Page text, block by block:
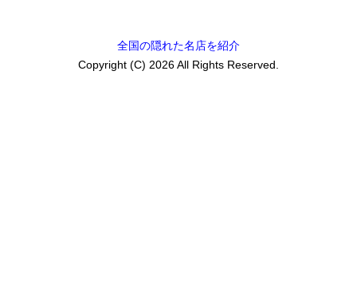
全国の隠れた名店を紹介
Copyright (C) 2026 All Rights Reserved.